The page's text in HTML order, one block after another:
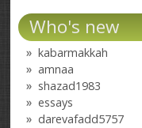
Who's new
kabarmakkah
amnaa
shazad1983
essays
darevafadd5757